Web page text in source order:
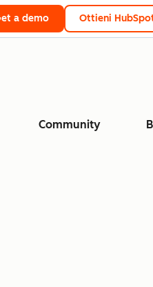
a demo Ottieni
Community